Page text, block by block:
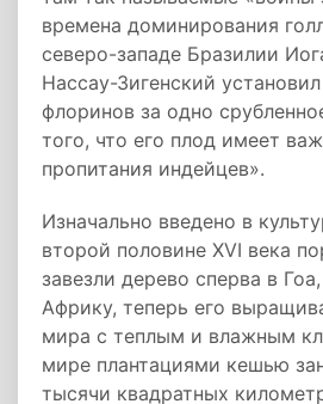
времена доминирования
северо-западе Бразилии
Нассау-Зигенский
флоринов за одно
того, что его плод имеет
пропитания индейцев».
Изначально введено в
второй половине XVI века
завезли дерево сперва в
Африку, теперь его
мира с теплым и влажным
мире плантациями кешью
тысячи квадратных